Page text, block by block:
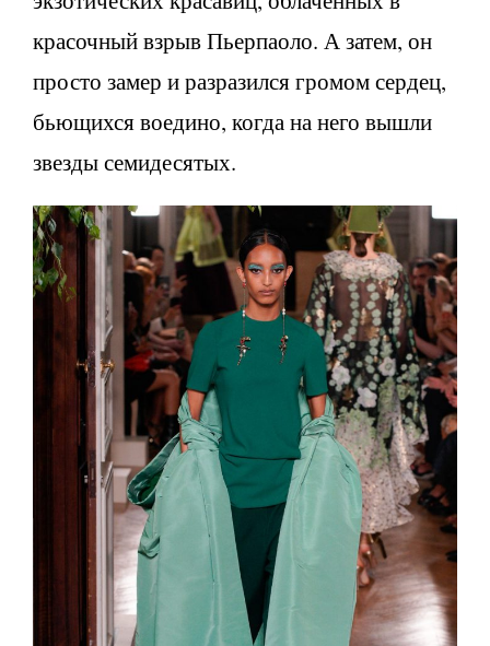
красочный взрыв Пьерпаоло. А затем, он
просто замер и разразился громом сердец,
бьющихся воедино, когда на него вышли
звезды семидесятых.